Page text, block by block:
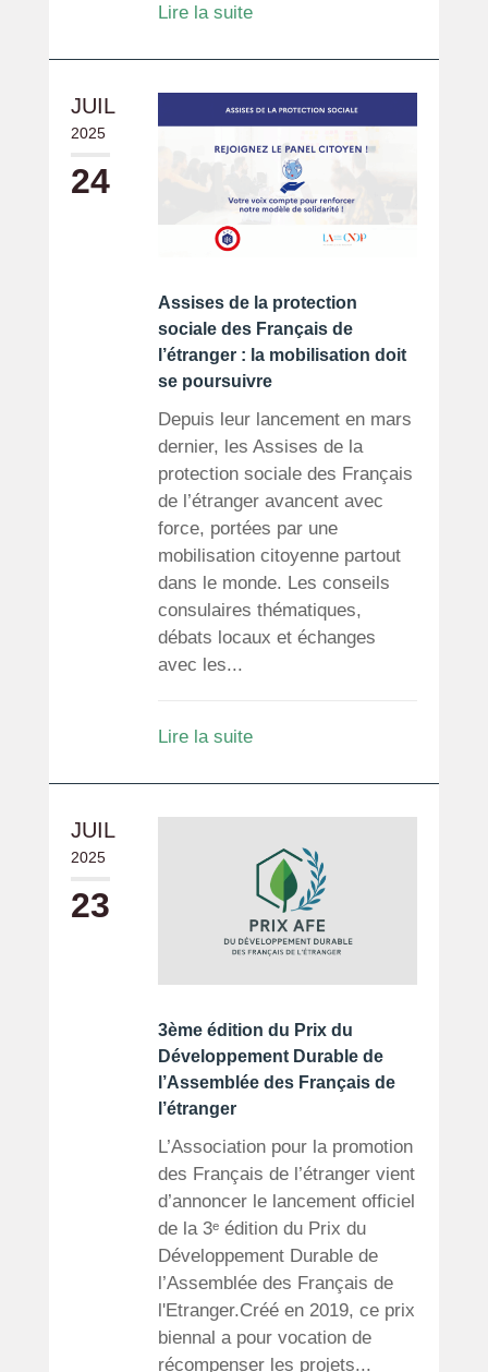
Lire la suite
JUIL
2025
24
Assises de la protection
sociale des Français de
l’étranger : la mobilisation doit
se poursuivre
Depuis leur lancement en mars
dernier, les Assises de la
protection sociale des Français
de l’étranger avancent avec
force, portées par une
mobilisation citoyenne partout
dans le monde. Les conseils
consulaires thématiques,
débats locaux et échanges
avec les...
Lire la suite
JUIL
2025
23
3ème édition du Prix du
Développement Durable de
l’Assemblée des Français de
l’étranger
L’Association pour la promotion
des Français de l’étranger vient
d’annoncer le lancement officiel
de la 3ᵉ édition du Prix du
Développement Durable de
l’Assemblée des Français de
l'Etranger.Créé en 2019, ce prix
biennal a pour vocation de
récompenser les projets...